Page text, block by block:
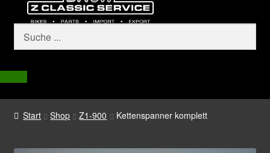
Start Shop Z1-900 Kettenspanner komplett